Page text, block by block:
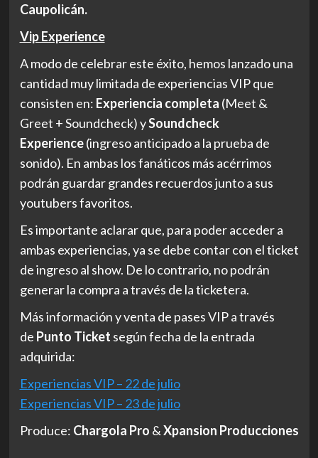
Caupolicán.
Vip Experience
A modo de celebrar este éxito, hemos lanzado una
cantidad muy limitada de experiencias VIP que
consisten en: Experiencia completa (Meet &
Greet + Soundcheck) ySoundcheck
Experience(ingreso anticipado a la prueba de
sonido). En ambas los fanáticos más acérrimos
podrán guardar grandes recuerdos junto a sus
youtubers favoritos.
Es importante aclarar que, para poder acceder a
ambas experiencias, ya se debe contar con el ticket
de ingreso al show. De lo contrario, no podrán
generar la compra a través de la ticketera.
Más información y venta de pases VIP a través
de Punto Ticket según fecha de la entrada
adquirida:
Experiencias VIP – 22 de julio
Experiencias VIP – 23 de julio
Produce: Chargola Pro &Xpansion Producciones